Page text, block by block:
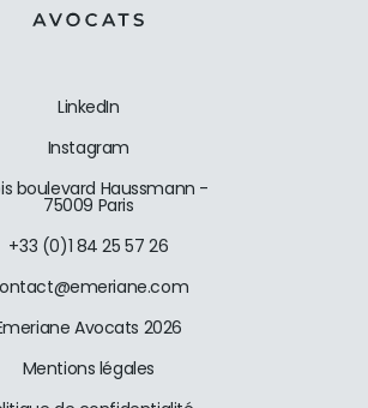
Avocats 2026
Mentions légales
boulevard Haussmann -
75009 Paris
+33 (0)1 84 25 57 26
LinkedIn
Instagram